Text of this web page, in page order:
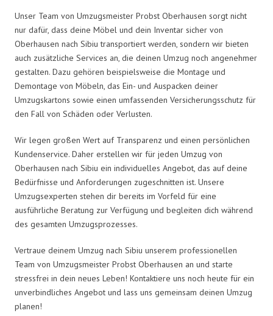
Unser Team von Umzugsmeister Probst Oberhausen sorgt nicht
nur dafür, dass deine Möbel und dein Inventar sicher von
Oberhausen nach Sibiu transportiert werden, sondern wir bieten
auch zusätzliche Services an, die deinen Umzug noch angenehmer
gestalten. Dazu gehören beispielsweise die Montage und
Demontage von Möbeln, das Ein- und Auspacken deiner
Umzugskartons sowie einen umfassenden Versicherungsschutz für
den Fall von Schäden oder Verlusten.
Wir legen großen Wert auf Transparenz und einen persönlichen
Kundenservice. Daher erstellen wir für jeden Umzug von
Oberhausen nach Sibiu ein individuelles Angebot, das auf deine
Bedürfnisse und Anforderungen zugeschnitten ist. Unsere
Umzugsexperten stehen dir bereits im Vorfeld für eine
ausführliche Beratung zur Verfügung und begleiten dich während
des gesamten Umzugsprozesses.
Vertraue deinem Umzug nach Sibiu unserem professionellen
Team von Umzugsmeister Probst Oberhausen an und starte
stressfrei in dein neues Leben! Kontaktiere uns noch heute für ein
unverbindliches Angebot und lass uns gemeinsam deinen Umzug
planen!